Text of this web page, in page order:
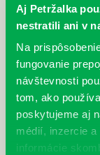
Aj Petržalka
nestratili ani v
Na
fungovanie
návštevnosti
tom, ako
poskytujeme aj
médií, inzercie
informácie